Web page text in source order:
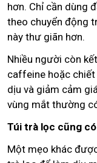
hơn. Chỉ cần dùng
theo chuyển động
này thư giãn hơn.
Nhiều người còn
caffeine hoặc chiết
dịu và giảm cảm
vùng mắt thường
Túi trà lọc cũng
Một mẹo khác